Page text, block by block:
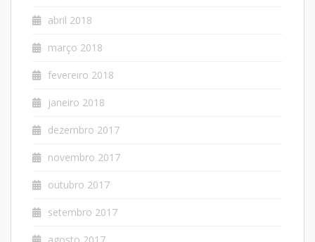
abril 2018
março 2018
fevereiro 2018
janeiro 2018
dezembro 2017
novembro 2017
outubro 2017
setembro 2017